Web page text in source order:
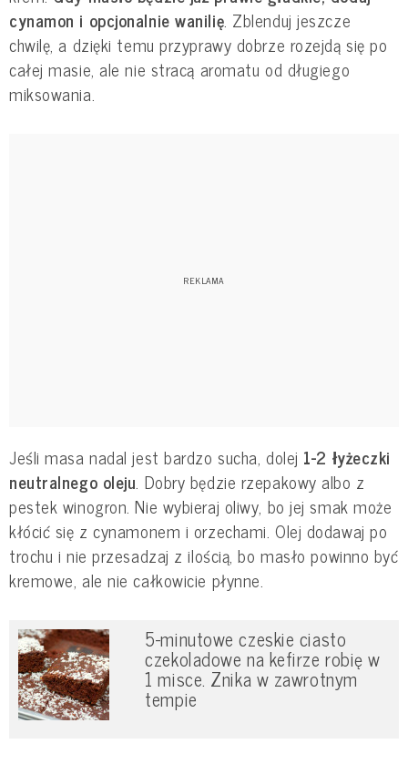
cynamon i opcjonalnie wanilię. Zblenduj jeszcze
chwilę, a dzięki temu przyprawy dobrze rozejdą się po
całej masie, ale nie stracą aromatu od długiego
miksowania.
Jeśli masa nadal jest bardzo sucha, dolej 1-2 łyżeczki
neutralnego oleju. Dobry będzie rzepakowy albo z
pestek winogron. Nie wybieraj oliwy, bo jej smak może
kłócić się z cynamonem i orzechami. Olej dodawaj po
trochu i nie przesadzaj z ilością, bo masło powinno być
kremowe, ale nie całkowicie płynne.
5-minutowe czeskie ciasto
czekoladowe na kefirze robię w
1 misce. Znika w zawrotnym
tempie